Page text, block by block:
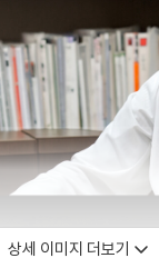
상세 이미지 더보기